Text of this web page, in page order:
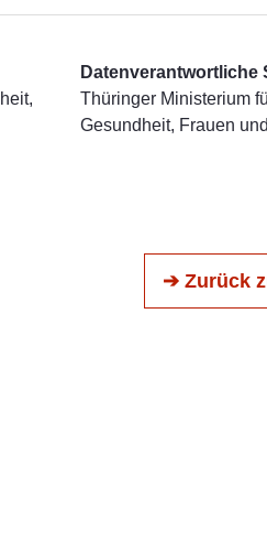
Datenverantwortliche
Thüringer Ministerium
Gesundheit, Frauen
➔ Zurück